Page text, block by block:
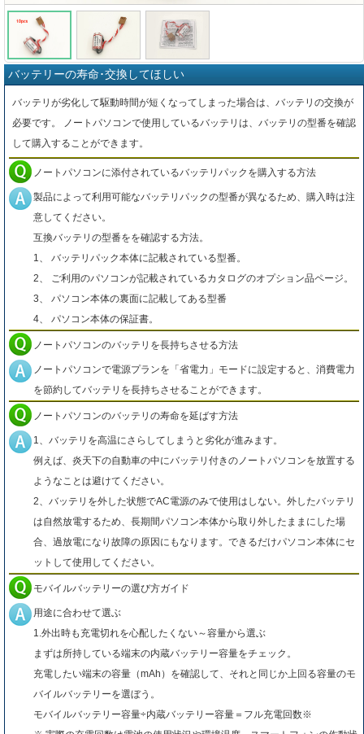
バッテリーの寿命･交換してほしい
バッテリが劣化して駆動時間が短くなってしまった場合は、バッテリの交換が
必要です。 ノートパソコンで使用しているバッテリは、バッテリの型番を確認
して購入することができます。
ノートパソコンに添付されているバッテリパックを購入する方法
製品によって利用可能なバッテリパックの型番が異なるため、購入時は注
意してください。
互換バッテリの型番をを確認する方法。
1、 バッテリパック本体に記載されている型番。
2、 ご利用のパソコンが記載されているカタログのオプション品ページ。
3、 パソコン本体の裏面に記載してある型番
4、 パソコン本体の保証書。
ノートパソコンのバッテリを長持ちさせる方法
ノートパソコンで電源プランを「省電力」モードに設定すると、消費電力
を節約してバッテリを長持ちさせることができます。
ノートパソコンのバッテリの寿命を延ばす方法
1、バッテリを高温にさらしてしまうと劣化が進みます。
例えば、炎天下の自動車の中にバッテリ付きのノートパソコンを放置する
ようなことは避けてください。
2、バッテリを外した状態でAC電源のみで使用はしない。外したバッテリ
は自然放電するため、長期間パソコン本体から取り外したままにした場
合、過放電になり故障の原因にもなります。できるだけパソコン本体にセ
ットして使用してください。
モバイルバッテリーの選び方ガイド
用途に合わせて選ぶ
1.外出時も充電切れを心配したくない～容量から選ぶ
まずは所持している端末の内蔵バッテリー容量をチェック。
充電したい端末の容量（mAh）を確認して、それと同じか上回る容量のモ
バイルバッテリーを選ぼう。
モバイルバッテリー容量÷内蔵バッテリー容量＝フル充電回数※